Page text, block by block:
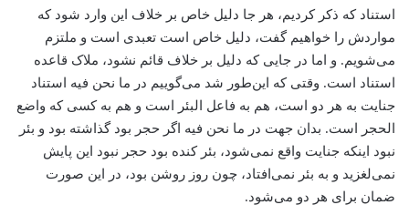
استناد که ذکر کردیم، هر جا دلیل خاص بر خلاف این وارد شود که
مواردش را خواهیم گفت، دلیل خاص است تعبدی است و ملتزم
می‌شویم. و اما در جایی که دلیل بر خلاف قائم نشود، ملاک قاعده
استناد است. وقتی که این‌طور شد می‌گوییم در ما نحن فیه استناد
جنایت به هر دو است، هم به فاعل البئر است و هم به کسی که واضع
الحجر است. بدان جهت در ما نحن فیه اگر حجر بود گذاشته بود و بئر
نبود اینکه جنایت واقع نمی‌شود، بئر کنده بود حجر نبود این پایش
نمی‌لغزید و به بئر نمی‌افتاد، چون روز روشن بود، در این صورت
ضمان برای هر دو می‌شود.